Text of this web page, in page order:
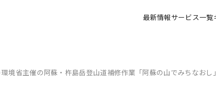
最新情報サービス一覧
›環境省主催の阿蘇・杵島岳登山道補修作業「阿蘇の山でみちなおし